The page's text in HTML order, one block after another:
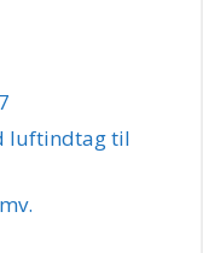
luftindtag til